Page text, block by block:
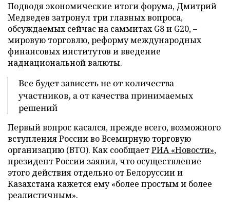
Подводя экономические итоги форума, Дмитрий
Медведев затронул три главных вопроса,
обсуждаемых сейчас на саммитах G8 и G20, –
мировую торговлю, реформу международных
финансовых институтов и введение
наднациональной валюты.
Все будет зависеть не от количества
участников, а от качества принимаемых
решений
Первый вопрос касался, прежде всего, возможного
вступления России во Всемирную торговую
организацию (ВТО). Как сообщаетРИА «Новости»,
президент России заявил, что осуществление
этого действия отдельно от Белоруссии и
Казахстана кажется ему «более простым и более
реалистичным».